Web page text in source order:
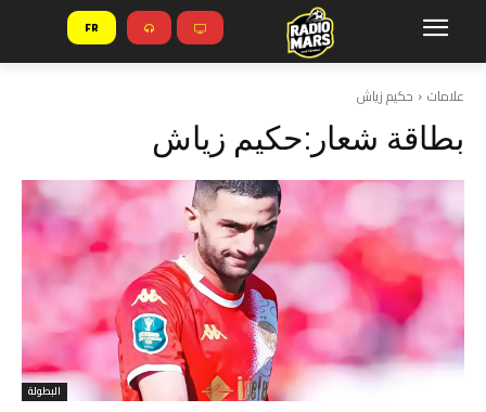
FR
علامات حكيم زياش
بطاقة شعار:حكيم زياش
البطولة